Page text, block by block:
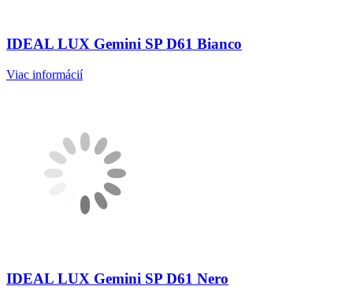
IDEAL LUX Gemini SP D61 Bianco
Viac informácií
IDEAL LUX Gemini SP D61 Nero